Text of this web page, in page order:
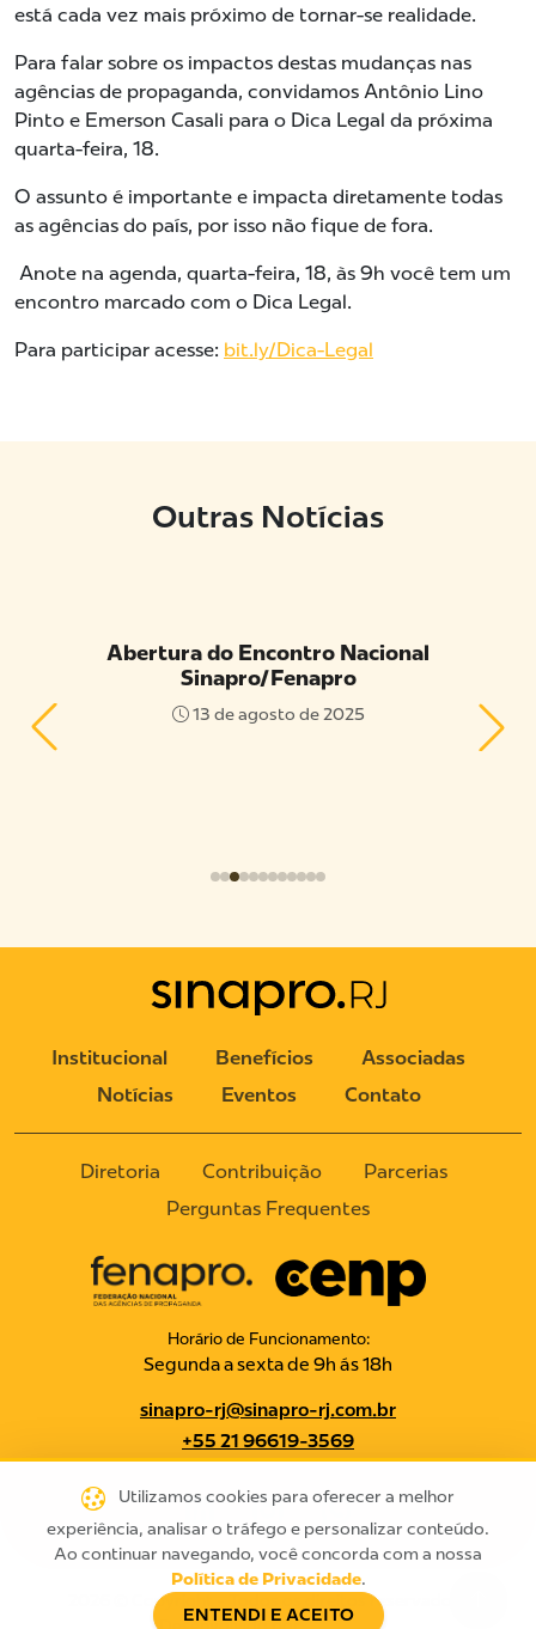
está cada vez mais próximo de tornar-se realidade.
Para falar sobre os impactos destas mudanças nas
agências de propaganda, convidamos Antônio Lino
Pinto e Emerson Casali para o Dica Legal da próxima
quarta-feira, 18.
O assunto é importante e impacta diretamente todas
as agências do país, por isso não fique de fora.
Anote na agenda, quarta-feira, 18, às 9h você tem um
encontro marcado com o Dica Legal.
Para participar acesse: bit.ly/Dica-Legal
Outras Notícias
Abertura do Encontro Nacional
Sinapro/Fenapro
13 de agosto de 2025
Institucional Benefícios
Associadas
Notícias
Eventos Contato
Diretoria Contribuição
Parcerias
Perguntas Frequentes
Horário de Funcionamento:
Segunda a sexta de 9h ás 18h
sinapro-rj@sinapro-rj.com.br
+55 21 96619-3569
2026 © Copyright - Todos os direitos reservados |
Utilizamos cookies para oferecer a melhor
experiência, analisar o tráfego e personalizar conteúdo.
Ao continuar navegando, você concorda com a nossa
Política de Privacidade.
ENTENDI E ACEITO